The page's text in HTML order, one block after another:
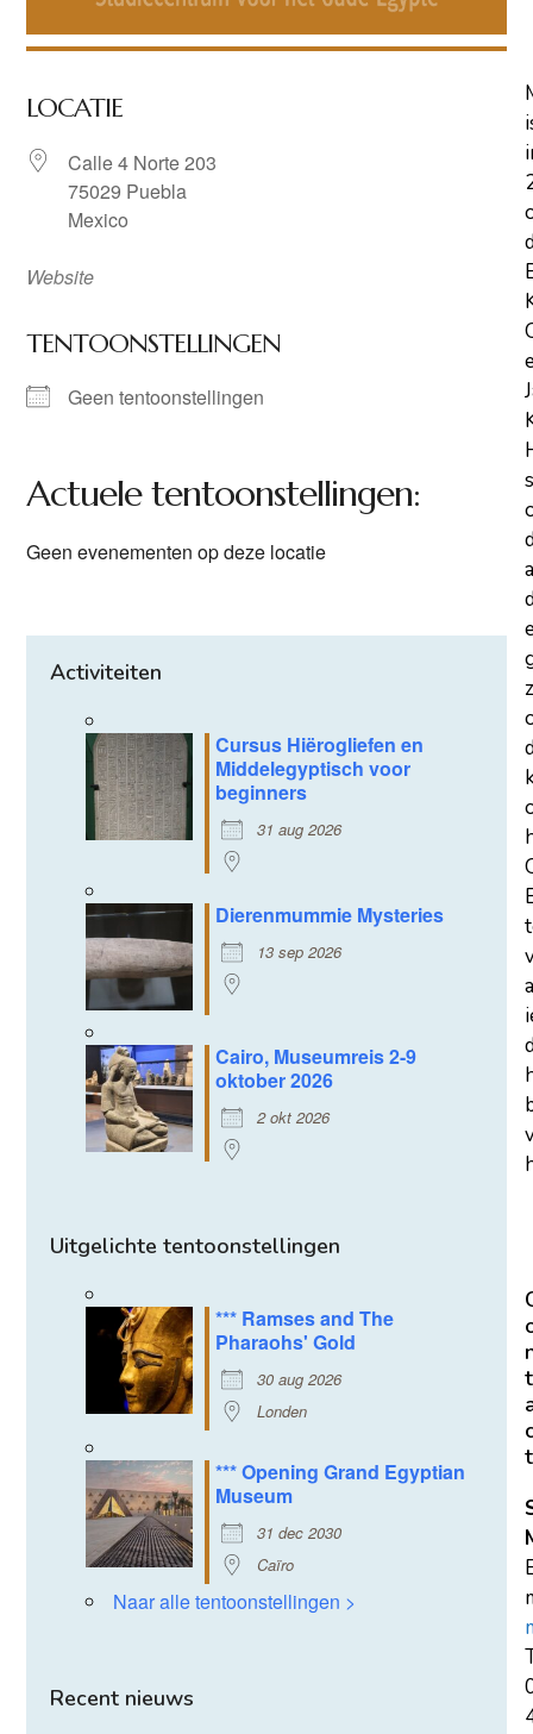
LOCATIE
Calle 4 Norte 203
75029 Puebla
Mexico
Website
TENTOONSTELLINGEN
Geen tentoonstellingen
Actuele tentoonstellingen:
Geen evenementen op deze locatie
Activiteiten
Cursus Hiërogliefen en
Middelegyptisch voor
beginners
31 aug 2026
Dierenmummie Mysteries
13 sep 2026
Cairo, Museumreis 2-9
oktober 2026
2 okt 2026
Uitgelichte tentoonstellingen
*** Ramses and The
Pharaohs' Gold
30 aug 2026
Londen
*** Opening Grand Egyptian
Museum
31 dec 2030
Caïro
Naar alle tentoonstellingen >
Recent nieuws
t
t